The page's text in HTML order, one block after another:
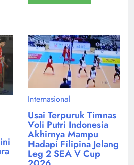
Internasional
Usai Terpuruk Timnas
Voli Putri Indonesia
Akhirnya Mampu
Hadapi Filipina Jelang
Leg 2 SEA V Cup